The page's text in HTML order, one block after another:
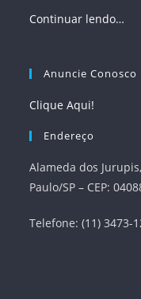
Continuar lendo…
Anuncie Conosco
Clique Aqui!
Endereço
Alameda dos
Paulo/SP – CEP:
Telefone: (11) 3473-